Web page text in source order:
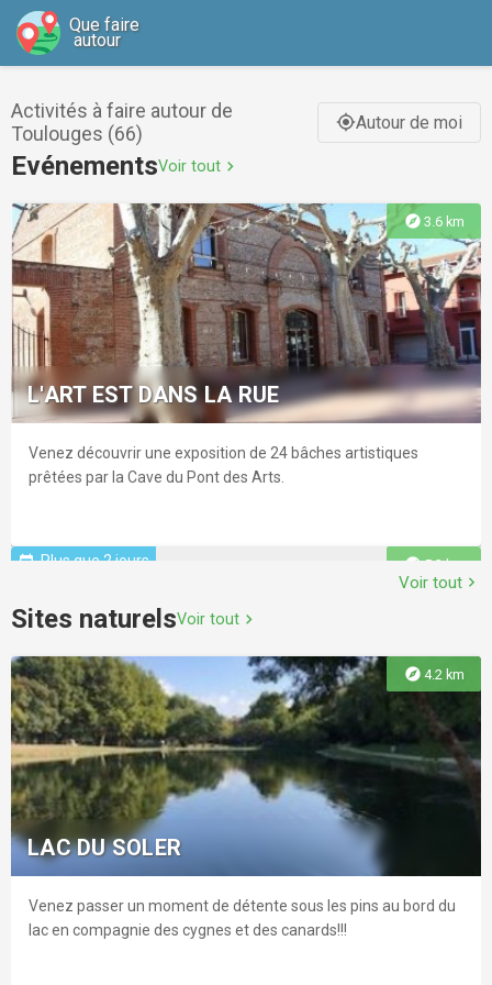
Que faire
autour
Activités à faire autour de
Toulouges (66)
gps_fixedAutour de moi
EvénementsVoir tout chevron_right
explore 3.6 km
L'ART EST DANS LA RUE
Venez découvrir une exposition de 24 bâches artistiques
prêtées par la Cave du Pont des Arts.
explore5.2 km
event Plus que 2 jours
L'EAU QUI DORT
Àcentmètresducentredumonde, une nouvelle exposition
"L'eau qui dort"
explore5.5 km
Voir tout chevron_right
Sites naturelsVoir tout chevron_right
explore 4.2 km
LAC DU SOLER
Venez passer un moment de détente sous les pins au bord du
lac en compagnie des cygnes et des canards!!!